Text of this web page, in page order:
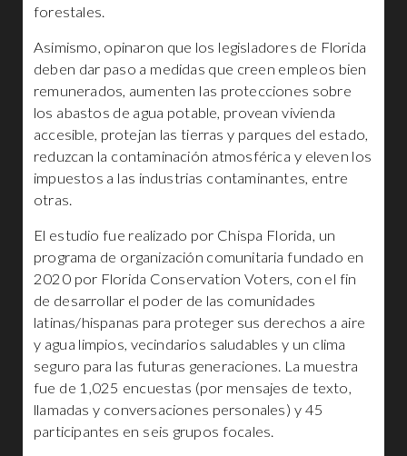
forestales.
Asimismo, opinaron que los legisladores de Florida
deben dar paso a medidas que creen empleos bien
remunerados, aumenten las protecciones sobre
los abastos de agua potable, provean vivienda
accesible, protejan las tierras y parques del estado,
reduzcan la contaminación atmosférica y eleven los
impuestos a las industrias contaminantes, entre
otras.
El estudio fue realizado por Chispa Florida, un
programa de organización comunitaria fundado en
2020 por Florida Conservation Voters, con el fin
de desarrollar el poder de las comunidades
latinas/hispanas para proteger sus derechos a aire
y agua limpios, vecindarios saludables y un clima
seguro para las futuras generaciones. La muestra
fue de 1,025 encuestas (por mensajes de texto,
llamadas y conversaciones personales) y 45
participantes en seis grupos focales.